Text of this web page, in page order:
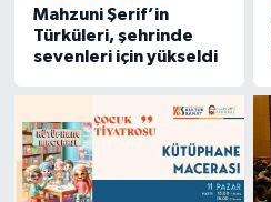
Mahzuni Şerif’in
Türküleri, şehrinde
sevenleri için yükseldi